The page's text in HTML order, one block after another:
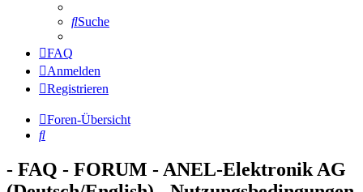
Suche
FAQ
Anmelden
Registrieren
Foren-Übersicht
Suche
- FAQ - FORUM - ANEL-Elektronik AG